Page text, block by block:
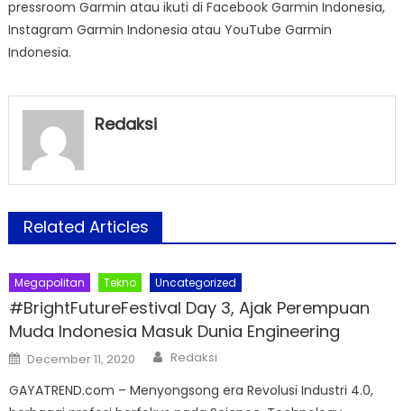
pressroom Garmin atau ikuti di Facebook Garmin Indonesia,
Instagram Garmin Indonesia atau YouTube Garmin
Indonesia.
Redaksi
Related Articles
Megapolitan Tekno Uncategorized
#BrightFutureFestival Day 3, Ajak Perempuan
Muda Indonesia Masuk Dunia Engineering
Posted
on
December 11, 2020 Author
Redaksi
GAYATREND.com – Menyongsong era Revolusi Industri 4.0,